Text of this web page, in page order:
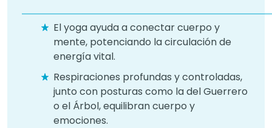
El yoga ayuda a conectar cuerpo y
mente, potenciando la circulación de
energía vital.
Respiraciones profundas y controladas,
junto con posturas como la del Guerrero
o el Árbol, equilibran cuerpo y
emociones.